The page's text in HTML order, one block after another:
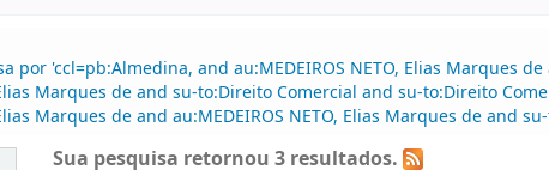
por 'ccl=pb:Almedina, and au:MEDEIROS NETO, Elias Marques
Marques de and su-to:Direito Comercial and su-to:Direito
Marques de and au:MEDEIROS NETO, Elias Marques de and
Sua pesquisa retornou 3 resultados.